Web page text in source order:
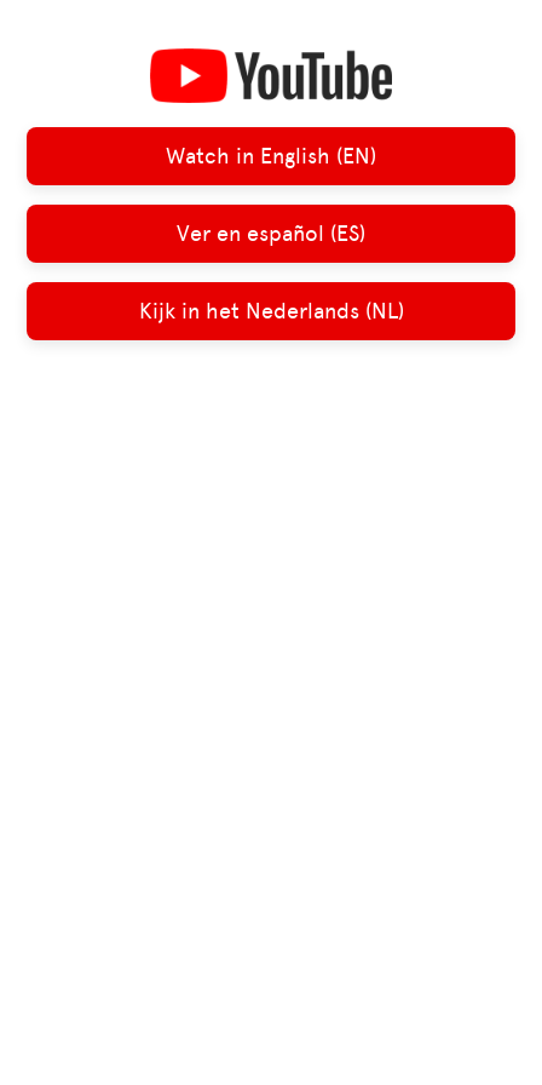
Watch in English (EN)
Ver en español (ES)
Kijk in het Nederlands (NL)